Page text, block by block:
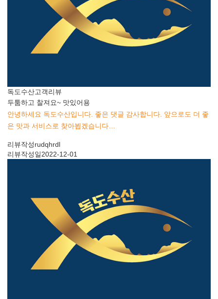
독도수산고객리뷰
두툼하고 찰져요~ 맛있어용
안녕하세요 독도수산입니다. 좋은 댓글 감사합니다. 앞으로도 더 좋
은 맛과 서비스로 찾아뵙겠습니다…
리뷰작성rudqhrdl
리뷰작성일2022-12-01